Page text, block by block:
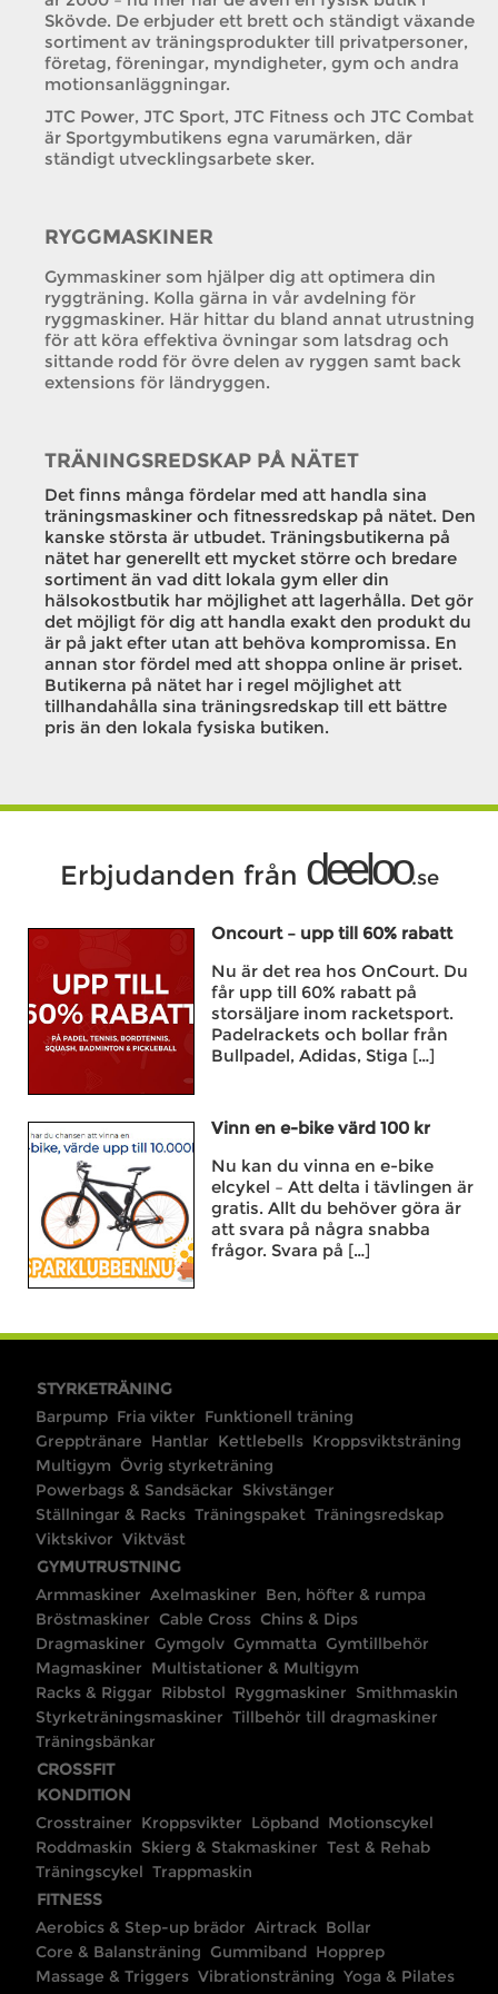
Skövde. De erbjuder ett brett och ständigt växande
sortiment av träningsprodukter till privatpersoner,
företag, föreningar, myndigheter, gym och andra
motionsanläggningar.
JTC Power, JTC Sport, JTC Fitness och JTC Combat
är Sportgymbutikens egna varumärken, där
ständigt utvecklingsarbete sker.
RYGGMASKINER
Gymmaskiner som hjälper dig att optimera din
ryggträning. Kolla gärna in vår avdelning för
ryggmaskiner. Här hittar du bland annat utrustning
för att köra effektiva övningar som latsdrag och
sittande rodd för övre delen av ryggen samt back
extensions för ländryggen.
TRÄNINGSREDSKAP PÅ NÄTET
Det finns många fördelar med att handla sina
träningsmaskiner och fitnessredskap på nätet. Den
kanske största är utbudet. Träningsbutikerna på
nätet har generellt ett mycket större och bredare
sortiment än vad ditt lokala gym eller din
hälsokostbutik har möjlighet att lagerhålla. Det gör
det möjligt för dig att handla exakt den produkt du
är på jakt efter utan att behöva kompromissa. En
annan stor fördel med att shoppa online är priset.
Butikerna på nätet har i regel möjlighet att
tillhandahålla sina träningsredskap till ett bättre
pris än den lokala fysiska butiken.
Erbjudanden från deeloo.se
Oncourt – upp till 60% rabatt
Nu är det rea hos OnCourt. Du
får upp till 60% rabatt på
storsäljare inom racketsport.
Padelrackets och bollar från
Bullpadel, Adidas, Stiga […]
Vinn en e-bike värd 100 kr
Nu kan du vinna en e-bike
elcykel – Att delta i tävlingen är
gratis. Allt du behöver göra är
att svara på några snabba
frågor. Svara på […]
STYRKETRÄNING
Barpump Fria vikter Funktionell träning
Grepptränare Hantlar Kettlebells Kroppsviktsträning
Multigym Övrig styrketräning
Powerbags & Sandsäckar Skivstänger
Ställningar & Racks Träningspaket Träningsredskap
Viktskivor Viktväst
GYMUTRUSTNING
Armmaskiner Axelmaskiner Ben, höfter & rumpa
Bröstmaskiner Cable Cross Chins & Dips
Dragmaskiner Gymgolv Gymmatta Gymtillbehör
Magmaskiner Multistationer & Multigym
Racks & Riggar Ribbstol Ryggmaskiner Smithmaskin
Styrketräningsmaskiner Tillbehör till dragmaskiner
Träningsbänkar
CROSSFIT
KONDITION
Crosstrainer Kroppsvikter Löpband Motionscykel
Roddmaskin Skierg & Stakmaskiner Test & Rehab
Träningscykel Trappmaskin
FITNESS
Aerobics & Step-up brädor Airtrack Bollar
Core & Balansträning Gummiband Hopprep
Massage & Triggers Vibrationsträning Yoga & Pilates